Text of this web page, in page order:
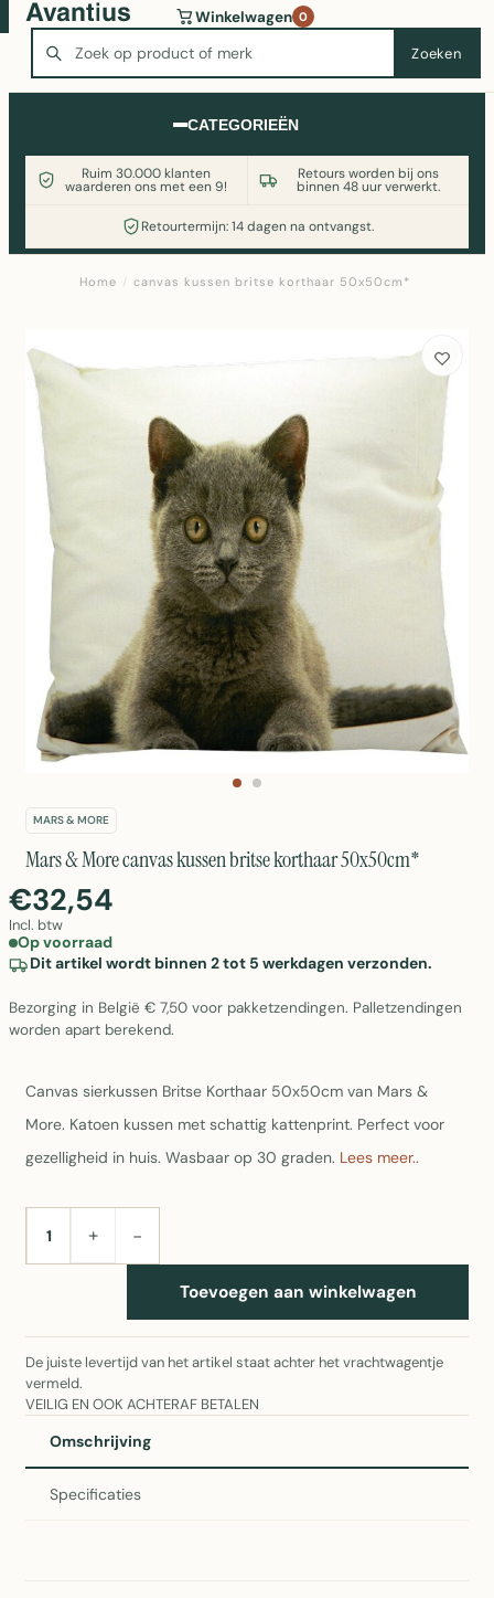
Zoeken
Winkelwagen 0
CATEGORIEËN
Ruim 30.000 klanten
waarderen ons met een 9!
Retours worden bij ons
binnen 48 uur verwerkt.
Retourtermijn: 14 dagen na ontvangst.
Wasmachine of koelkast nodig? Vergelijk alle prijzen op
Witgoedaanbod.nl
Home / canvas kussen britse korthaar 50x50cm*
MARS & MORE
Mars & More canvas kussen britse korthaar 50x50cm*
€32,54
Incl. btw
Op voorraad
Dit artikel wordt binnen 2 tot 5 werkdagen verzonden.
Bezorging in België € 7,50 voor pakketzendingen. Palletzendingen
worden apart berekend.
Canvas sierkussen Britse Korthaar 50x50cm van Mars &
More. Katoen kussen met schattig kattenprint. Perfect voor
gezelligheid in huis. Wasbaar op 30 graden. Lees meer..
AANTAL+ −
Toevoegen aan winkelwagen
De juiste levertijd van het artikel staat achter het vrachtwagentje
vermeld.
VEILIG EN OOK ACHTERAF BETALEN
Omschrijving
Specificaties